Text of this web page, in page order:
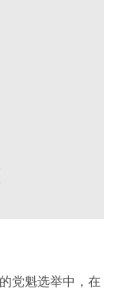
党魁选举中，在